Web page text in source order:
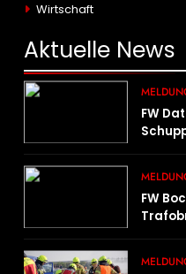
Wirtschaft
Aktuelle News
FW
FW